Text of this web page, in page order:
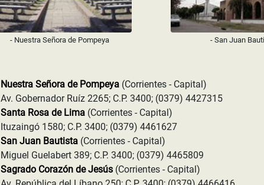
- Nuestra Señora de Pompeya - San Juan
Nuestra Señora de Pompeya (Corrientes - Capital)
Av. Gobernador Ruíz 2265; C.P. 3400; (0379) 4427315
Santa Rosa de Lima (Corrientes - Capital)
Ituzaingó 1580; C.P. 3400; (0379) 4461627
San Juan Bautista (Corrientes - Capital)
Miguel Guelabert 389; C.P. 3400; (0379) 4465809
Sagrado Corazón de Jesús (Corrientes - Capital)